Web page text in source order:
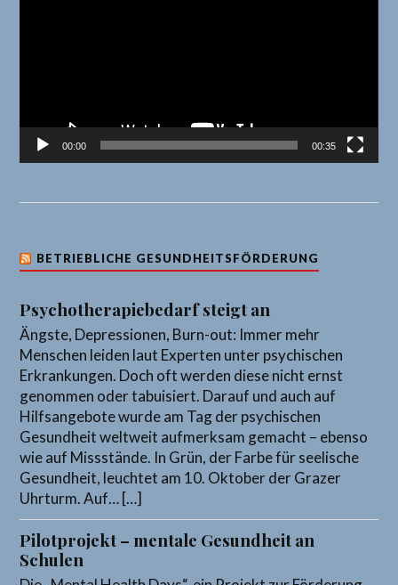
00:00 00:35
BETRIEBLICHE GESUNDHEITSFÖRDERUNG
Psychotherapiebedarf steigt an
Ängste, Depressionen, Burn-out: Immer mehr
Menschen leiden laut Experten unter psychischen
Erkrankungen. Doch oft werden diese nicht ernst
genommen oder tabuisiert. Darauf und auch auf
Hilfsangebote wurde am Tag der psychischen
Gesundheit weltweit aufmerksam gemacht – ebenso
wie auf Missstände. In Grün, der Farbe für seelische
Gesundheit, leuchtet am 10. Oktober der Grazer
Uhrturm. Auf… […]
Pilotprojekt – mentale Gesundheit an
Schulen